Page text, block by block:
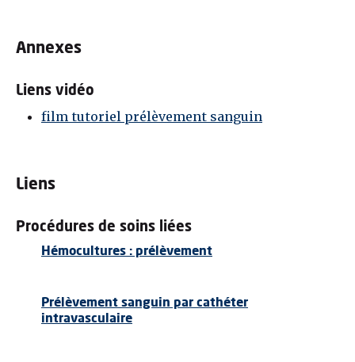
Annexes
Liens vidéo
film tutoriel prélèvement sanguin
Liens
Procédures de soins liées
Hémocultures : prélèvement
Prélèvement sanguin par cathéter
intravasculaire